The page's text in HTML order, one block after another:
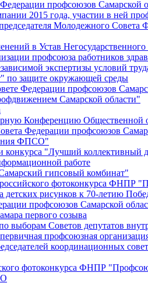
профсоюзов Самарской
2015 года, участии в ней
Молодежного
в Устав
профсоюза работников
экспертизы условий
защите окружающей среды
Федерации профсоюзов
Самарской области"
Конференцию Общественной
Федерации профсоюзов
ФПСО"
конкурса "Лучший коллективный
работе
гипсовый комбинат"
фотоконкурса ФНПР
рисунков к 70-летию
профсоюзов Самарской
первого созыва
Советов депутатов
профсоюзная
координационных
фотоконкурса ФНПР